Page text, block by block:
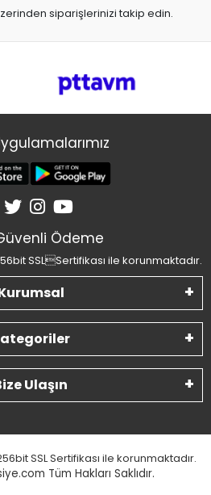
siparişlerinizi takip edin.
Ödeme
SSLSertifikası ile korunmaktadır.
Ulaşın
SSL Sertifikası ile korunmaktadır.
Tüm Hakları Saklıdır.